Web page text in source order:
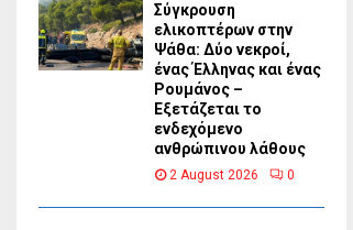
Σύγκρουση
ελικοπτέρων στην
Ψάθα: Δύο νεκροί,
ένας Έλληνας και ένας
Ρουμάνος –
Εξετάζεται το
ενδεχόμενο
ανθρώπινου λάθους
2 August 2026 0